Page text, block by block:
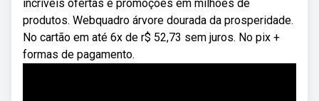
incríveis ofertas e promoções em milhões de
produtos. Webquadro árvore dourada da prosperidade.
No cartão em até 6x de r$ 52,73 sem juros. No pix +
formas de pagamento.